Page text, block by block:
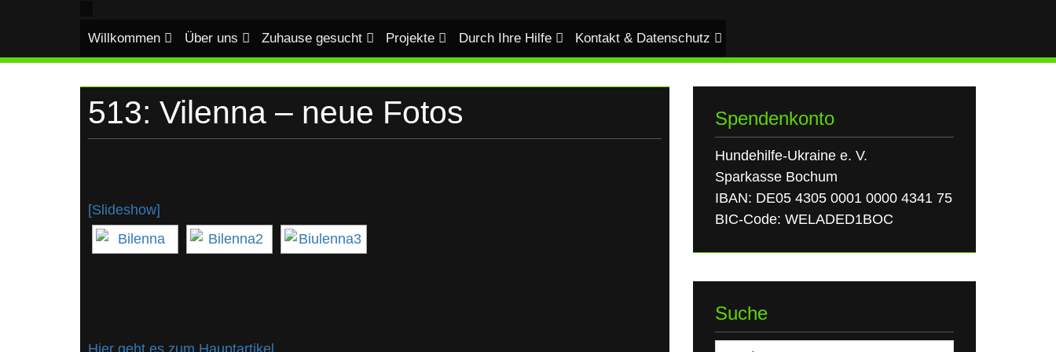
Willkommen Über uns Zuhause gesucht Projekte Durch Ihre Hilfe Kontakt & Datenschutz
513: Vilenna – neue Fotos
[Slideshow]
Spendenkonto
Hundehilfe-Ukraine e. V.
Sparkasse Bochum
IBAN: DE05 4305 0001 0000 4341 75
BIC-Code: WELADED1BOC
Suche